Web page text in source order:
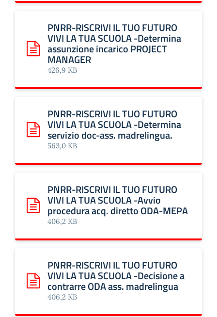
Scarica: PNRR-RISCRIVI IL TUO FUTURO VIVI LA TUA
PNRR-RISCRIVI IL TUO FUTURO
VIVI LA TUA SCUOLA -Determina
assunzione incarico PROJECT
MANAGER
426,9 KB
Scarica: PNRR-RISCRIVI IL TUO FUTURO VIVI LA TUA
PNRR-RISCRIVI IL TUO FUTURO
VIVI LA TUA SCUOLA -Determina
servizio doc-ass. madrelingua.
563,0 KB
Scarica: PNRR-RISCRIVI IL TUO FUTURO VIVI LA TUA
PNRR-RISCRIVI IL TUO FUTURO
VIVI LA TUA SCUOLA -Avvio
procedura acq. diretto ODA-MEPA
406,2 KB
Scarica: PNRR-RISCRIVI IL TUO FUTURO VIVI LA TUA
PNRR-RISCRIVI IL TUO FUTURO
VIVI LA TUA SCUOLA -Decisione a
contrarre ODA ass. madrelingua
406,2 KB